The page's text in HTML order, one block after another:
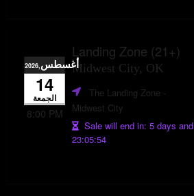
Landing Zone (21+)
Midwest City, OKأغسطس,2026
14
الجمعة
8:00 PM
The Landing Zone -
Midwest City
Sale will end in: 5 days and
23:05:53